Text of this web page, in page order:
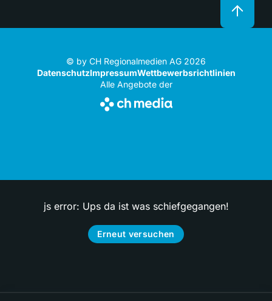
© by CH Regionalmedien AG 2026
DatenschutzImpressumWettbewerbsrichtlinien
Alle Angebote der
js error: Ups da ist was schiefgegangen!
Erneut versuchen